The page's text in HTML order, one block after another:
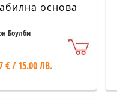
основа
Боулби
€ / 15.00 ЛВ.